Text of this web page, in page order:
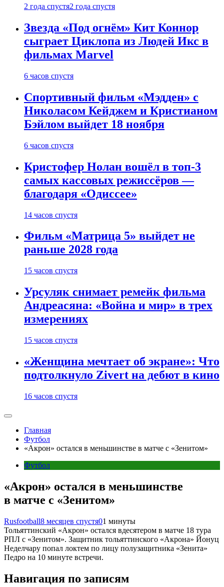
2 года спустя2 года спустя
Звезда «Под огнём» Кит Коннор
сыграет Циклопа из Людей Икс в
фильмах Marvel
6 часов спустя
Спортивный фильм «Мэдден» с
Николасом Кейджем и Кристианом
Бэйлом выйдет 18 ноября
6 часов спустя
Кристофер Нолан вошёл в топ-3
самых кассовых режиссёров —
благодаря «Одиссее»
14 часов спустя
Фильм «Матрица 5» выйдет не
раньше 2028 года
15 часов спустя
Урсуляк снимает ремейк фильма
Андреасяна: «Война и мир» в трех
измерениях
15 часов спустя
«Женщина мечтает об экране»: Что
подтолкнуло Zivert на дебют в кино
16 часов спустя
Главная
Футбол
«Акрон» остался в меньшинстве в матче с «Зенитом»
Футбол
«Акрон» остался в меньшинстве
в матче с «Зенитом»
Rusfootball8 месяцев спустя01 минуты
Тольяттинский «Акрон» остался вдесятером в матче 18 тура
РПЛ с «Зенитом». Защитник тольяттинского «Акрона» Йонуц
Неделчару попал локтем по лицу полузащитника «Зенита»
Педро на 10 минуте встречи.
Навигация по записям